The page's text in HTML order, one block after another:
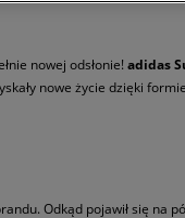
nowej odsłonie! adidas
nowe życie dzięki
Odkąd pojawił się na